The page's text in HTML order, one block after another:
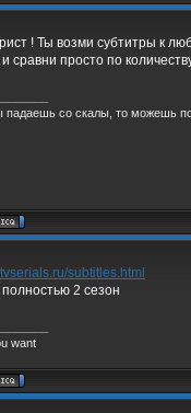
! Ты возми субтитры к
и сравни просто по
падаешь со скалы, то можешь
subtitles.html
2 сезон
want